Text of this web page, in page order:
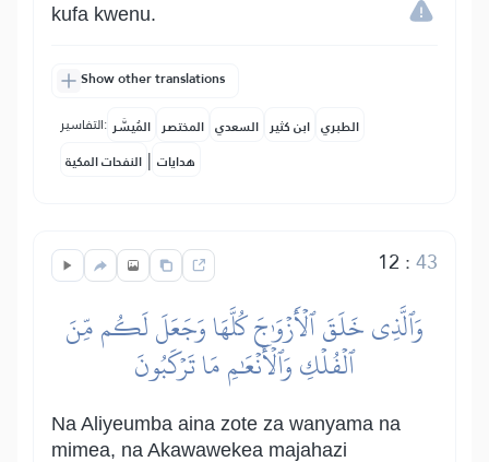
kufa kwenu.
Show other translations
التفاسير: المُيسَّر المختصر السعدي ابن كثير الطبري
النفحات المكية | هدايات
12 :43
وَٱلَّذِي خَلَقَ ٱلۡأَزۡوَٰجَ كُلَّهَا وَجَعَلَ لَكُم مِّنَ
ٱلۡفُلۡكِ وَٱلۡأَنۡعَٰمِ مَا تَرۡكَبُونَ
Na Aliyeumba aina zote za wanyama na
mimea, na Akawawekea majahazi